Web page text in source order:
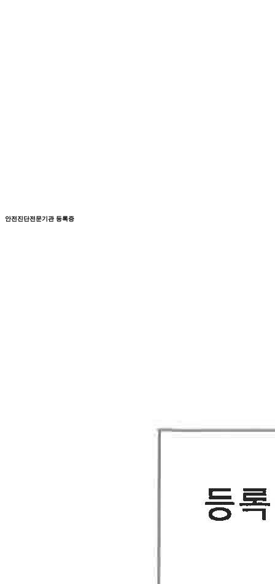
안전진단전문기관 등록증